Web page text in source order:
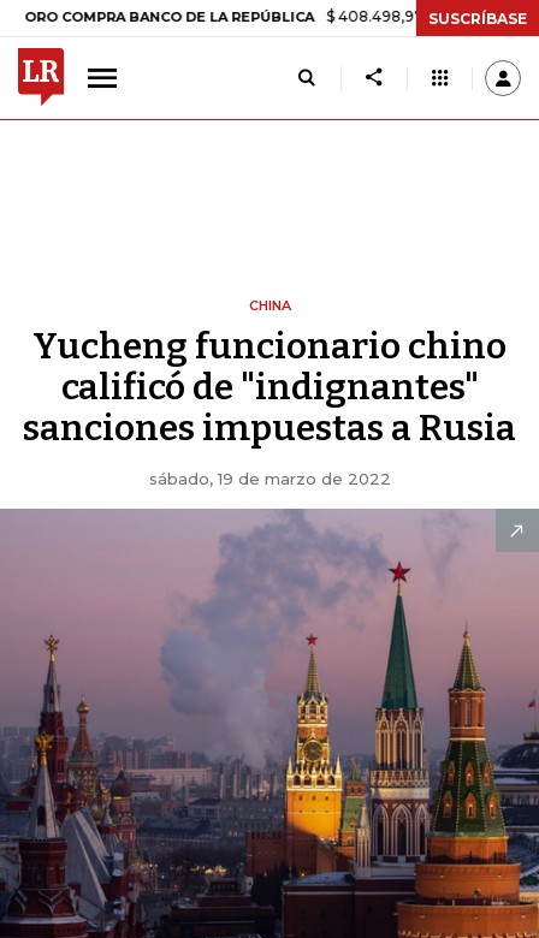
BANCO DE LA REPÚBLICA $ 408.498,97 +$ 8.753,81 +2,19%
SUSCRÍBASE
CHINA
Yucheng funcionario chino
calificó de "indignantes"
sanciones impuestas a Rusia
sábado, 19 de marzo de 2022